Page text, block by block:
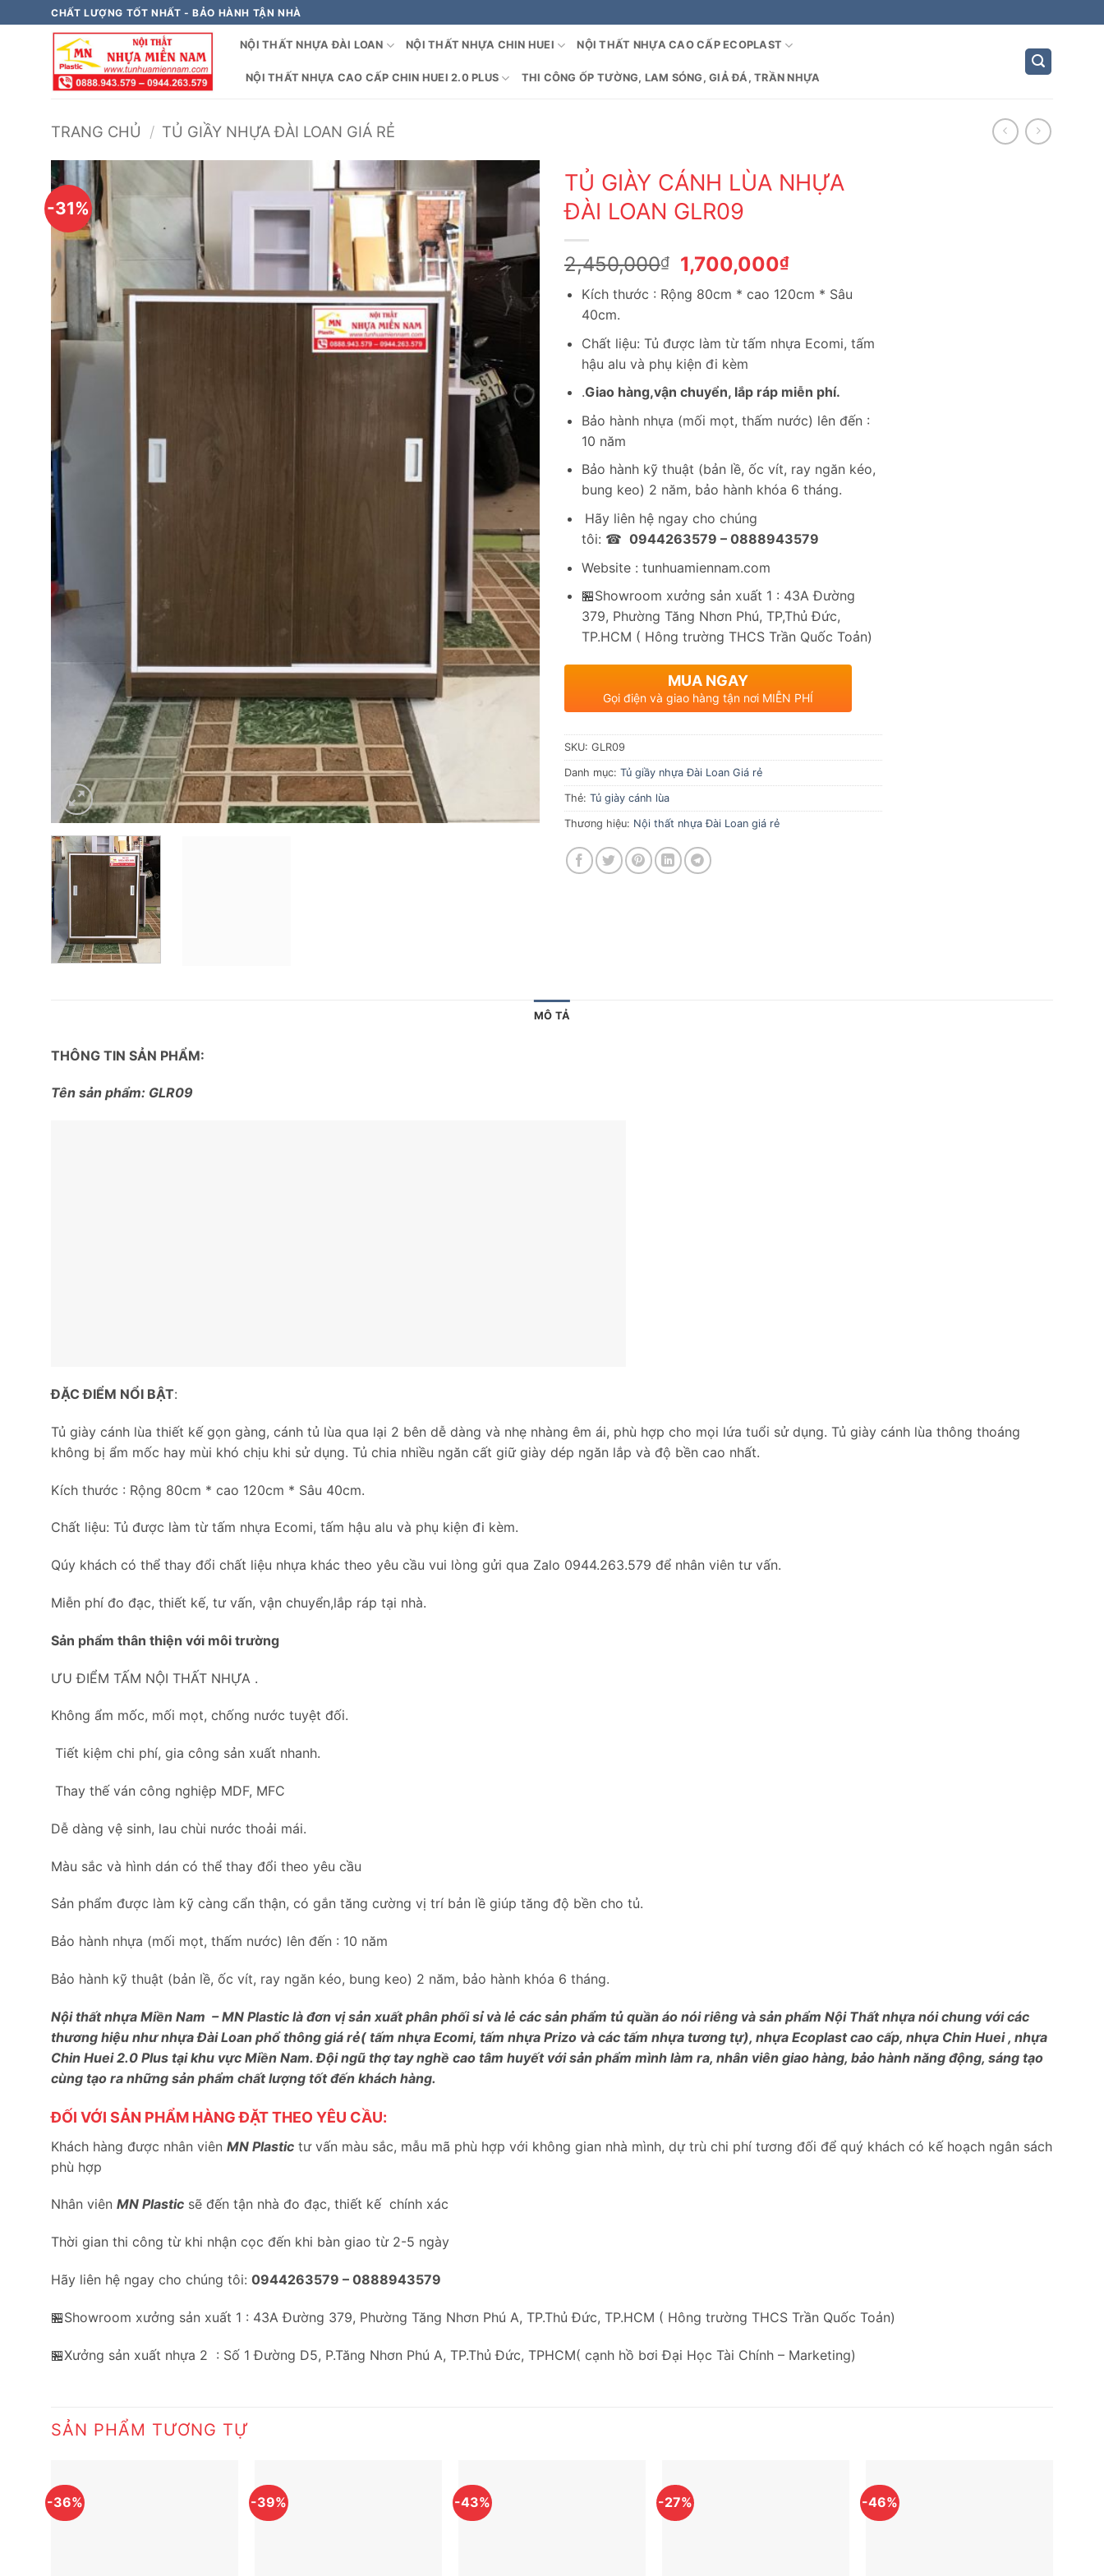
qua
CHẤT LƯỢNG TỐT NHẤT - BẢO HÀNH TẬN NHÀ
NỘI THẤT NHỰA ĐÀI LOAN NỘI THẤT NHỰA CHIN HUEI NỘI THẤT NHỰA CAO CẤP ECOPLAST
NỘI THẤT NHỰA CAO CẤP CHIN HUEI 2.0 PLUS THI CÔNG ỐP TƯỜNG, LAM SÓNG, GIẢ ĐÁ, TRẦN NHỰA
TRANG CHỦ / TỦ GIẦY NHỰA ĐÀI LOAN GIÁ RẺ
-31%
TỦ GIÀY CÁNH LÙA NHỰA
ĐÀI LOAN GLR09
2,450,000₫
Giá
gốc
là:
1,700,000₫Giá
hiện
tại
1,700,000₫.
Kích thước : Rộng 80cm * cao 120cm * Sâu
40cm.
Chất liệu: Tủ được làm từ tấm nhựa Ecomi, tấm
hậu alu và phụ kiện đi kèm
.Giao hàng,vận chuyển, lắp ráp miễn phí.
Bảo hành nhựa (mối mọt, thấm nước) lên đến :
10 năm
Bảo hành kỹ thuật (bản lề, ốc vít, ray ngăn kéo,
bung keo) 2 năm, bảo hành khóa 6 tháng.
Hãy liên hệ ngay cho chúng
tôi: ☎ 0944263579 – 0888943579
Website : tunhuamiennam.com
🏪Showroom xưởng sản xuất 1 : 43A Đường
379, Phường Tăng Nhơn Phú, TP,Thủ Đức,
TP.HCM ( Hông trường THCS Trần Quốc Toản)
MUA NGAY
Gọi điện và giao hàng tận nơi MIỄN PHÍ
SKU: GLR09
Danh mục: Tủ giầy nhựa Đài Loan Giá rẻ
Thẻ: Tủ giày cánh lùa
Thương hiệu: Nội thất nhựa Đài Loan giá rẻ
MÔ TẢ
THÔNG TIN SẢN PHẨM:
Tên sản phẩm: GLR09
ĐẶC ĐIỂM NỔI BẬT:
Tủ giày cánh lùa thiết kế gọn gàng, cánh tủ lùa qua lại 2 bên dễ dàng và nhẹ nhàng êm ái, phù hợp cho mọi lứa tuổi sử dụng. Tủ giày cánh lùa thông thoáng
không bị ẩm mốc hay mùi khó chịu khi sử dụng. Tủ chia nhiều ngăn cất giữ giày dép ngăn lắp và độ bền cao nhất.
Kích thước : Rộng 80cm * cao 120cm * Sâu 40cm.
Chất liệu: Tủ được làm từ tấm nhựa Ecomi, tấm hậu alu và phụ kiện đi kèm.
Qúy khách có thể thay đổi chất liệu nhựa khác theo yêu cầu vui lòng gửi qua Zalo 0944.263.579 để nhân viên tư vấn.
Miễn phí đo đạc, thiết kế, tư vấn, vận chuyển,lắp ráp tại nhà.
Sản phẩm thân thiện với môi trường
ƯU ĐIỂM TẤM NỘI THẤT NHỰA .
Không ẩm mốc, mối mọt, chống nước tuyệt đối.
Tiết kiệm chi phí, gia công sản xuất nhanh.
Thay thế ván công nghiệp MDF, MFC
Dễ dàng vệ sinh, lau chùi nước thoải mái.
Màu sắc và hình dán có thể thay đổi theo yêu cầu
Sản phẩm được làm kỹ càng cẩn thận, có gắn tăng cường vị trí bản lề giúp tăng độ bền cho tủ.
Bảo hành nhựa (mối mọt, thấm nước) lên đến : 10 năm
Bảo hành kỹ thuật (bản lề, ốc vít, ray ngăn kéo, bung keo) 2 năm, bảo hành khóa 6 tháng.
Nội thất nhựa Miền Nam – MN Plastic là đơn vị sản xuất phân phối sỉ và lẻ các sản phẩm tủ quần áo nói riêng và sản phẩm Nội Thất nhựa nói chung với các
thương hiệu như nhựa Đài Loan phổ thông giá rẻ( tấm nhựa Ecomi, tấm nhựa Prizo và các tấm nhựa tương tự), nhựa Ecoplast cao cấp, nhựa Chin Huei , nhựa
Chin Huei 2.0 Plus tại khu vực Miền Nam. Đội ngũ thợ tay nghề cao tâm huyết với sản phẩm mình làm ra, nhân viên giao hàng, bảo hành năng động, sáng tạo
cùng tạo ra những sản phẩm chất lượng tốt đến khách hàng.
ĐỐI VỚI SẢN PHẨM HÀNG ĐẶT THEO YÊU CẦU:
Khách hàng được nhân viên MN Plastic tư vấn màu sắc, mẫu mã phù hợp với không gian nhà mình, dự trù chi phí tương đối để quý khách có kế hoạch ngân sách
phù hợp
Nhân viên MN Plastic sẽ đến tận nhà đo đạc, thiết kế chính xác
Thời gian thi công từ khi nhận cọc đến khi bàn giao từ 2-5 ngày
Hãy liên hệ ngay cho chúng tôi: 0944263579 – 0888943579
🏪Showroom xưởng sản xuất 1 : 43A Đường 379, Phường Tăng Nhơn Phú A, TP.Thủ Đức, TP.HCM ( Hông trường THCS Trần Quốc Toản)
🏪Xưởng sản xuất nhựa 2 : Số 1 Đường D5, P.Tăng Nhơn Phú A, TP.Thủ Đức, TPHCM( cạnh hồ bơi Đại Học Tài Chính – Marketing)
SẢN PHẨM TƯƠNG TỰ
-36% -39% -43% -27% -46%